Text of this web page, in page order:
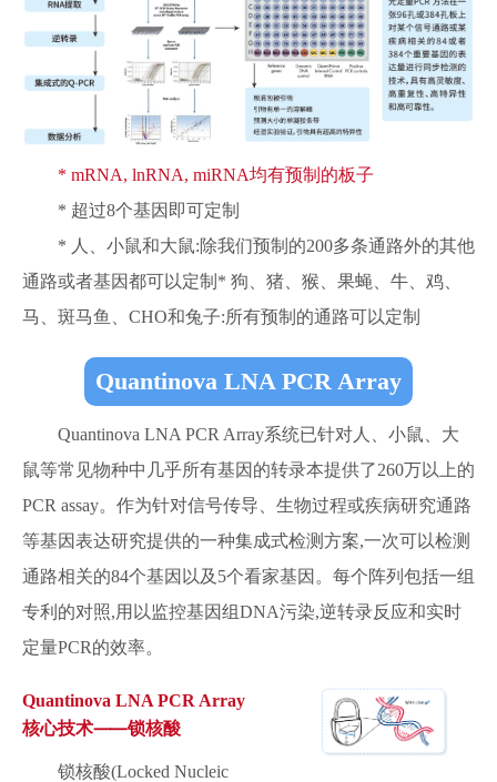
* mRNA, lnRNA, miRNA均有预制的板子
* 超过8个基因即可定制
* 人、小鼠和大鼠:除我们预制的200多条通路外的其他
通路或者基因都可以定制* 狗、猪、猴、果蝇、牛、鸡、
马、斑马鱼、CHO和兔子:所有预制的通路可以定制
Quantinova LNA PCR Array
Quantinova LNA PCR Array系统已针对人、小鼠、大
鼠等常见物种中几乎所有基因的转录本提供了260万以上的
PCR assay。作为针对信号传导、生物过程或疾病研究通路
等基因表达研究提供的一种集成式检测方案,一次可以检测
通路相关的84个基因以及5个看家基因。每个阵列包括一组
专利的对照,用以监控基因组DNA污染,逆转录反应和实时
定量PCR的效率。
Quantinova LNA PCR Array
核心技术⸺锁核酸
锁核酸(Locked Nucleic